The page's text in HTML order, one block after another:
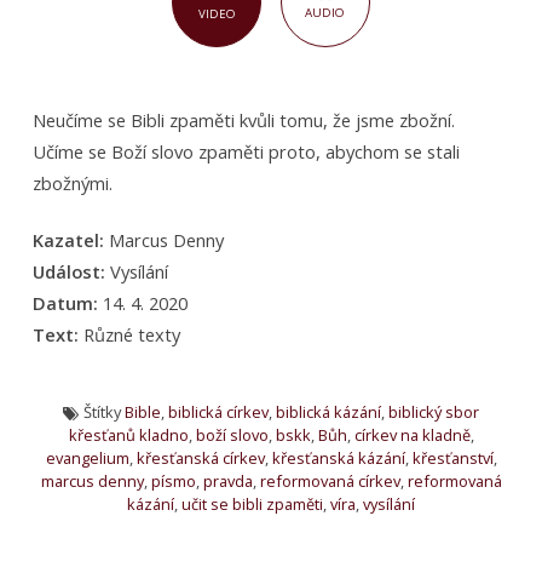
VIDEO AUDIO
Neučíme se Bibli zpaměti kvůli tomu, že jsme zbožní.
Učíme se Boží slovo zpaměti proto, abychom se stali
zbožnými.
Kazatel: Marcus Denny
Událost: Vysílání
Datum: 14. 4. 2020
Text: Různé texty
ŠtítkyBible,biblická církev,biblická kázání,biblický sbor
křesťanů kladno,boží slovo,bskk,Bůh,církev na kladně,
evangelium,křesťanská církev,křesťanská kázání,křesťanství,
marcus denny,písmo,pravda,reformovaná církev,reformovaná
kázání,učit se bibli zpaměti,víra,vysílání